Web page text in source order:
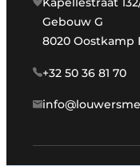
Gebouw G
8020 Oostkamp
+32 50 36 81 70